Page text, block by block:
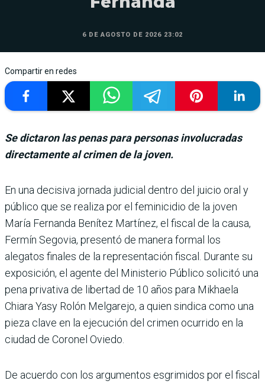
6 DE AGOSTO DE 2026 23:02
Compartir en redes
Se dictaron las penas para personas involucradas
directamente al crimen de la joven.
En una decisiva jornada judicial dentro del jui­cio oral y
público que se realiza por el feminicidio de la joven
María Fernanda Benítez Martínez, el fiscal de la causa,
Fermín Segovia, pre­sentó de manera formal los
alegatos finales de la repre­sentación fiscal. Durante su
exposición, el agente del Ministerio Público solicitó una
pena privativa de liber­tad de 10 años para Mikhaela
Chiara Yasy Rolón Melgarejo, a quien sindica como una
pieza clave en la ejecución del crimen ocurrido en la
ciudad de Coronel Oviedo.
De acuerdo con los argumentos esgrimidos por el fiscal